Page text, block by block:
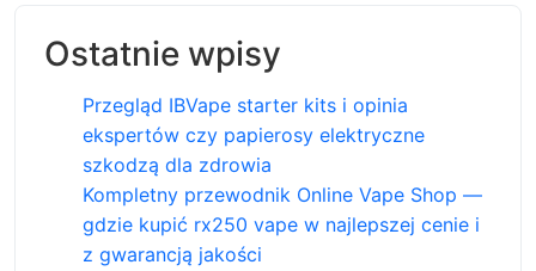
Ostatnie wpisy
Przegląd IBVape starter kits i opinia
ekspertów czy papierosy elektryczne
szkodzą dla zdrowia
Kompletny przewodnik Online Vape Shop —
gdzie kupić rx250 vape w najlepszej cenie i
z gwarancją jakości